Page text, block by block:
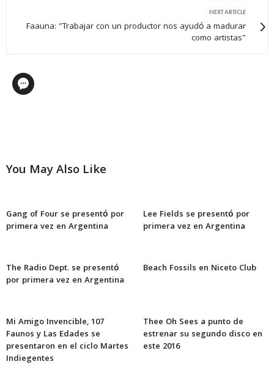
NEXT ARTICLE
Faauna: "Trabajar con un productor nos ayudó a madurar
como artistas"
You May Also Like
Gang of Four se presentó por
primera vez en Argentina
Lee Fields se presentó por
primera vez en Argentina
The Radio Dept. se presentó
por primera vez en Argentina
Beach Fossils en Niceto Club
Mi Amigo Invencible, 107
Faunos y Las Edades se
presentaron en el ciclo Martes
Indiegentes
Thee Oh Sees a punto de
estrenar su segundo disco en
este 2016